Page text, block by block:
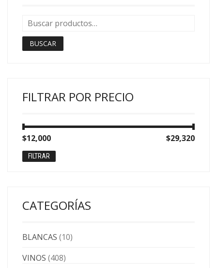
BUSCAR
FILTRAR POR PRECIO
Precio
mínimo
Precio
máximo
FILTRAR
$12,000 $29,320
CATEGORÍAS
BLANCAS (10)
VINOS (408)